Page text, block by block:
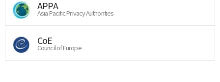
APPA
Asia Pacific Privacy Authorities
CoE
Council of Europe